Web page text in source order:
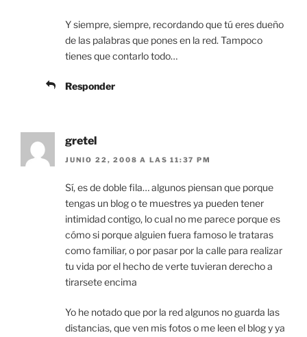
Y siempre, siempre, recordando que tú eres dueño
de las palabras que pones en la red. Tampoco
tienes que contarlo todo…
Responder
gretel
JUNIO 22, 2008 A LAS 11:37 PM
Sí, es de doble fila… algunos piensan que porque
tengas un blog o te muestres ya pueden tener
intimidad contigo, lo cual no me parece porque es
cómo si porque alguien fuera famoso le trataras
como familiar, o por pasar por la calle para realizar
tu vida por el hecho de verte tuvieran derecho a
tirarsete encima
Yo he notado que por la red algunos no guarda las
distancias, que ven mis fotos o me leen el blog y ya